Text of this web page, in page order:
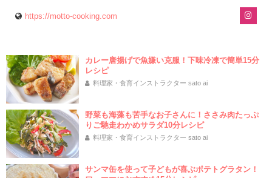
https://motto-cooking.com
カレー唐揚げで魚嫌い克服！下味冷凍で簡単15分
レシピ
料理家・食育インストラクター sato ai
野菜も海藻も苦手なお子さんに！ささみ肉たっぷ
りご馳走わかめサラダ10分レシピ
料理家・食育インストラクター sato ai
サンマ缶を使って子どもが喜ぶポテトグラタン！